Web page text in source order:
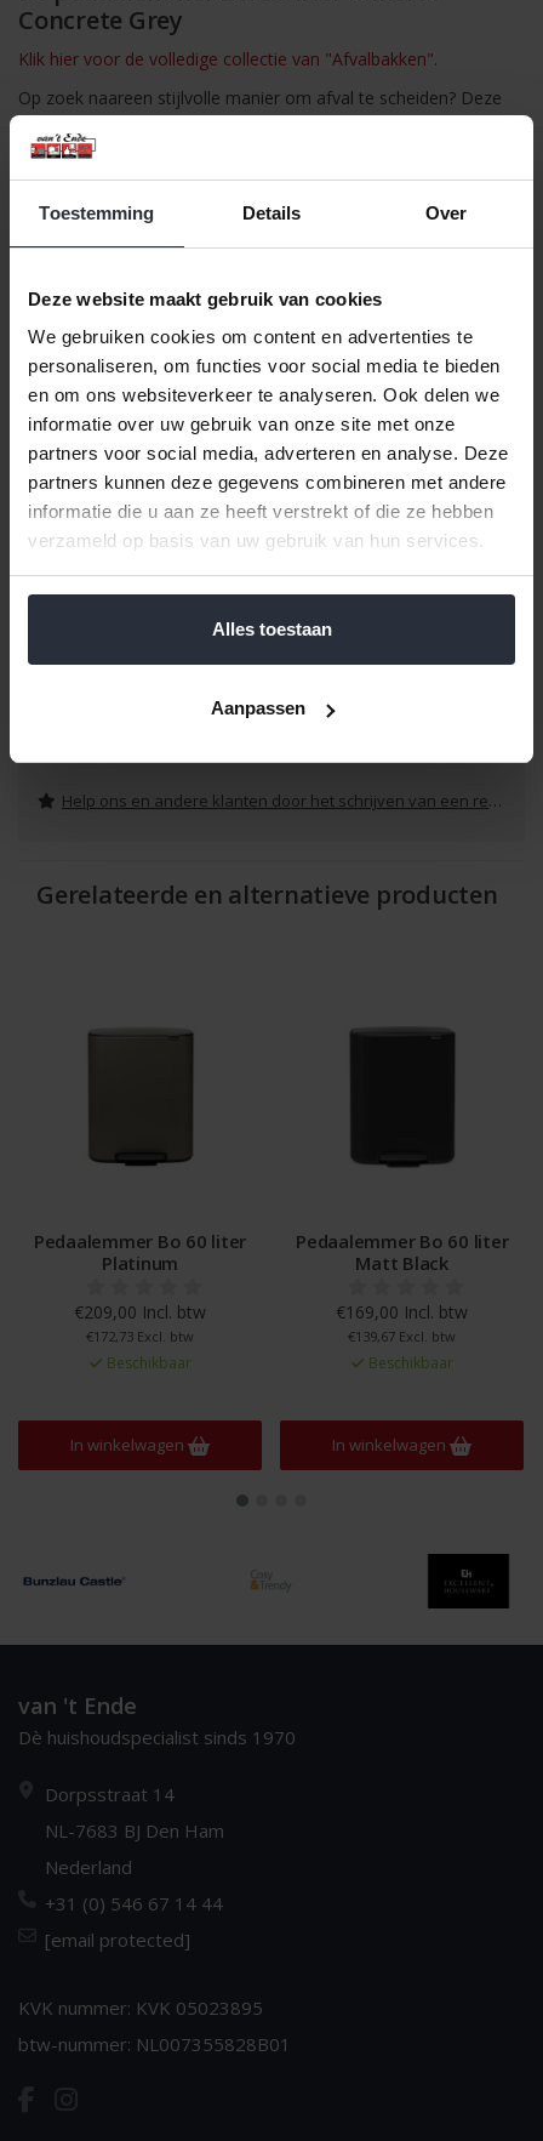
Toestemming Details Over
Deze website maakt gebruik van cookies
We gebruiken cookies om content en advertenties te
personaliseren, om functies voor social media te bieden
en om ons websiteverkeer te analyseren. Ook delen we
informatie over uw gebruik van onze site met onze
partners voor social media, adverteren en analyse. Deze
partners kunnen deze gegevens combineren met andere
informatie die u aan ze heeft verstrekt of die ze hebben
verzameld op basis van uw gebruik van hun services.
Alles toestaan
Aanpassen
Concrete Grey
Klik hier voor de volledige collectie van "Afvalbakken".
Op zoek naareen stijlvolle manier om afval te scheiden? Deze
met twee ruime uitneembare binnenemmers van 30 liter. Past
strak tegen de muur, heeft een beschermende antislip
onderkant, gaat makkelijk en hygiënisch open en zachtjes weer
dicht. Een fantastische afvalemmer, hoe je het ook bekijkt.
Inhoud: 2x 30 liter
Benodigde afvalzak: Code O (30 liter)
Kleur: Mineral Concrete Grey
Garantie: 10 jaar
Stil sluiten
Gewicht: 7,76 kg
Afmetingen:
Hoog: 652 mm
Breed: 541 mm
Klik hier voor de bijpassende afvalzak.
Help ons en andere klanten door het schrijven van een review
Gerelateerde en alternatieve producten
Pedaalemmer Bo 60 liter
Platinum
€209,00 Incl. btw
€172,73 Excl. btw
Beschikbaar
In winkelwagen
Pedaalemmer Bo 60 liter
Matt Black
€169,00 Incl. btw
€139,67 Excl. btw
Beschikbaar
In winkelwagen
van 't Ende
Dè huishoudspecialist sinds 1970
Dorpsstraat 14
NL-7683 BJ Den Ham
Nederland
+31 (0) 546 67 14 44
[email protected]
KVK nummer: KVK 05023895
btw-nummer: NL007355828B01